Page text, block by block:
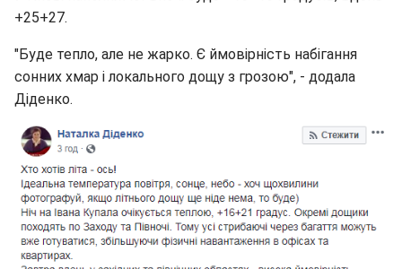
+25+27.
"Буде тепло, але не жарко. Є ймовірність набігання
сонних хмар і локального дощу з грозою", - додала
Діденко.